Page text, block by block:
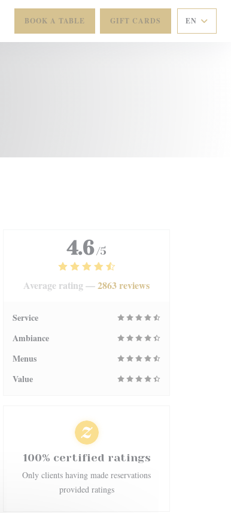
BOOK A TABLE GIFT CARDS EN
4.6 /5
Average rating —2863 reviews
Service
Ambiance
Menus
Value
100% certified ratings
Only clients having made reservations
provided ratings